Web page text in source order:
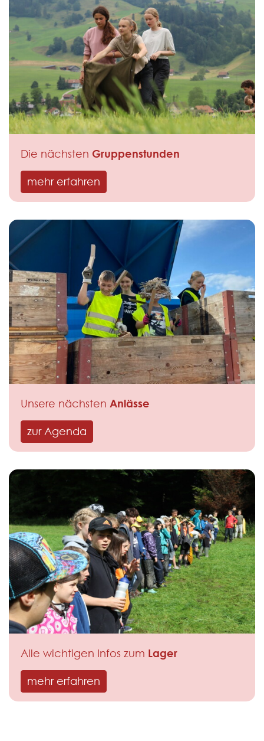
Die nächsten Gruppenstunden
mehr erfahren
Unsere nächsten Anlässe
zur Agenda
Alle wichtigen Infos zum Lager
mehr erfahren